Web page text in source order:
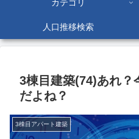
カテゴリ
人口推移検索
3棟目建築(74)あれ？
だよね？
3棟目アパート建築